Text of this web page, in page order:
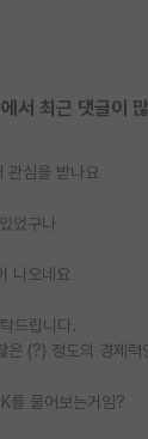
서 최근 댓글이
관심을 받나요
었구나
나오네요
드립니다.
를 물어보는거임?